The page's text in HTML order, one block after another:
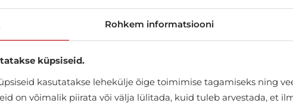
Rohkem informatsiooni
küpsiseid.
kasutatakse lehekülje õige toimimise tagamiseks ning
on võimalik piirata või välja lülitada, kuid tuleb arvestada, et